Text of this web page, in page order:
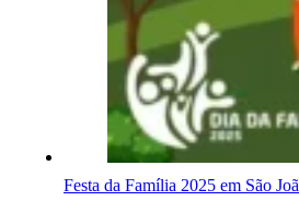
Festa da Família 2025 em São